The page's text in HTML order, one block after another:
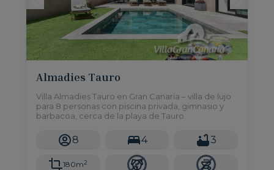
Almadies Tauro
Villa Almadies Tauro en Gran Canaria – villa de lujo
para 8 personas con piscina privada, gimnasio y
barbacoa, cerca de la playa de Tauro.
8 4 3
180m2